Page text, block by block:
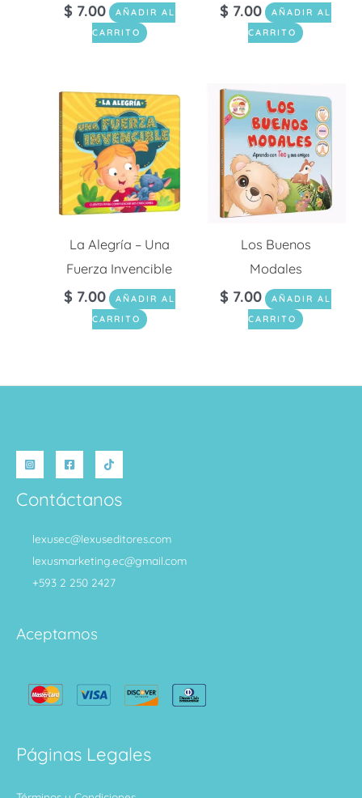
$ 7.00
AÑADIR AL
CARRITO
$ 7.00
AÑADIR AL
CARRITO
La Alegría – Una
Fuerza Invencible
$ 7.00
AÑADIR AL
CARRITO
Los Buenos
Modales
$ 7.00
AÑADIR AL
CARRITO
Contáctanos
lexusec@lexuseditores.com
lexusmarketing.ec@gmail.com
+593 2 250 2427
Aceptamos
Páginas Legales